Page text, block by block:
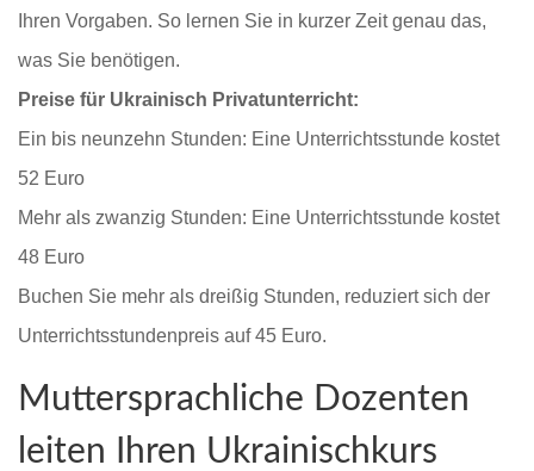
Ihren Vorgaben. So lernen Sie in kurzer Zeit genau das,
was Sie benötigen.
Preise für Ukrainisch Privatunterricht:
Ein bis neunzehn Stunden: Eine Unterrichtsstunde kostet
52 Euro
Mehr als zwanzig Stunden: Eine Unterrichtsstunde kostet
48 Euro
Buchen Sie mehr als dreißig Stunden, reduziert sich der
Unterrichtsstundenpreis auf 45 Euro.
Muttersprachliche Dozenten
leiten Ihren Ukrainischkurs